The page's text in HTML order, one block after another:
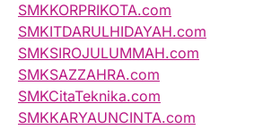
SMKKORPRIKOTA.com
SMKITDARULHIDAYAH.com
SMKSIROJULUMMAH.com
SMKSAZZAHRA.com
SMKCitaTeknika.com
SMKKARYAUNCINTA.com